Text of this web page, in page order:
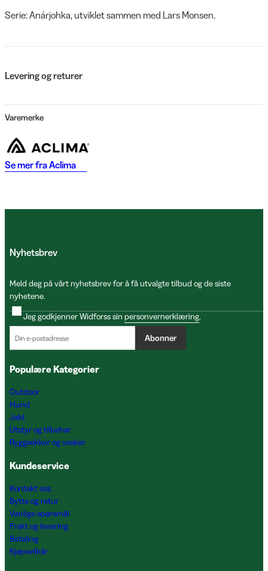
Serie: Anárjohka, utviklet sammen med Lars Monsen.
Levering og returer
Varemerke
Se mer fraAclima
Nyhetsbrev
Meld deg på vårt nyhetsbrev for å få utvalgte tilbud og de siste
nyhetene.
Jeg godkjenner Widforss sin personvernerklæring.
Abonner
Populære Kategorier
Outdoor
Hund
Jakt
Utstyr og tilbehør
Ryggsekker og vesker
Kundeservice
Kontakt oss
Bytte og retur
Vanlige spørsmål
Frakt og levering
Betaling
Kjøpsvilkår